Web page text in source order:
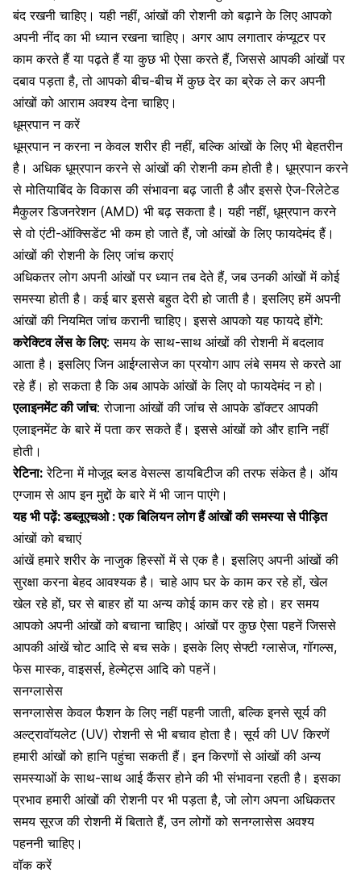
बंद रखनी चाहिए। यही नहीं, आंखों की रोशनी को बढ़ाने के लिए आपको
अपनी नींद का भी ध्यान रखना चाहिए। अगर आप लगातार कंप्यूटर पर
काम करते हैं या पढ़ते हैं या कुछ भी ऐसा करते हैं, जिससे आपकी आंखों पर
दबाव पड़ता है, तो आपको बीच-बीच में कुछ देर का ब्रेक ले कर अपनी
आंखों को आराम अवश्य देना चाहिए।
धूम्रपान न करें
धूम्रपान न करना न केवल शरीर ही नहीं, बल्कि आंखों के लिए भी बेहतरीन
है। अधिक धूम्रपान करने से आंखों की रोशनी कम होती है। धूम्रपान करने
सेमोतियाबिंदके विकास की संभावना बढ़ जाती है और इससे ऐज-रिलेटेड
मैकुलर डिजनरेशन (AMD) भी बढ़ सकता है। यही नहीं, धूम्रपान करने
से वो एंटी-ऑक्सिडेंट भी कम हो जाते हैं, जो आंखों के लिए फायदेमंद हैं।
आंखों की रोशनी के लिए जांच कराएं
अधिकतर लोग अपनी आंखों पर ध्यान तब देते हैं, जब उनकी आंखों में कोई
समस्या होती है। कई बार इससे बहुत देरी हो जाती है। इसलिए हमें अपनी
आंखों की नियमित जांच करानी चाहिए। इससे आपको यह फायदे होंगे:
करेक्टिव लेंस के लिए: समय के साथ-साथ आंखों की रोशनी में बदलाव
आता है। इसलिए जिन आईग्लासेज का प्रयोग आप लंबे समय से करते आ
रहे हैं। हो सकता है कि अब आपके आंखों के लिए वो फायदेमंद न हो।
एलाइनमेंट की जांच: रोजाना आंखों की जांच से आपके डॉक्टर आपकी
एलाइनमेंट के बारे में पता कर सकते हैं। इससे आंखों को और हानि नहीं
होती।
रेटिना: रेटिना में मोजूद ब्लड वेसल्स डायबिटीज की तरफ संकेत है। ऑय
एग्जाम से आप इन मुद्दों के बारे में भी जान पाएंगे।
यह भी पढ़ें:डब्लूएचओ : एक बिलियन लोग हैं आंखों की समस्या से पीड़ित
आंखों को बचाएं
आंखें हमारे शरीर के नाजुक हिस्सों में से एक है। इसलिए अपनी आंखों की
सुरक्षा करना बेहद आवश्यक है। चाहे आप घर के काम कर रहे हों, खेल
खेल रहे हों, घर से बाहर हों या अन्य कोई काम कर रहे हो। हर समय
आपको अपनी आंखों को बचाना चाहिए। आंखों पर कुछ ऐसा पहनें जिससे
आपकी आंखें चोट आदि से बच सके। इसके लिए सेफ्टी ग्लासेज, गॉगल्स,
फेस मास्क, वाइसर्स, हेल्मेट्स आदि को पहनें।
सनग्लासेस
सनग्लासेस केवल फैशन के लिए नहीं पहनी जाती, बल्कि इनसे सूर्य की
अल्ट्रावॉयलेट (UV) रोशनी से भी बचाव होता है। सूर्य की UV किरणें
हमारी आंखों को हानिपहुंचा सकती हैं। इन किरणों से आंखों की अन्य
समस्याओं के साथ-साथ आई कैंसर होने की भी संभावना रहती है। इसका
प्रभाव हमारी आंखों की रोशनी पर भी पड़ता है, जो लोग अपना अधिकतर
समय सूरज की रोशनी में बिताते हैं, उन लोगों को सनग्लासेस अवश्य
पहननी चाहिए।
वॉक करें